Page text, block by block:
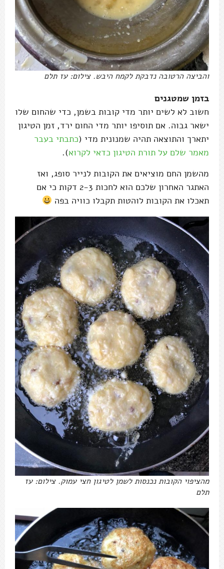
והביצה הרטובה נדבקת לקמח היבש. צילום: עז תלם
בזמן שמטגנים
חשוב לא לשים יותר מדי קובות בשמן, כדי שהחום שלו
ישאר גבוה. אם תוסיפו יותר מדי החום ירד, זמן הטיגון
יתארך והתוצאה תהיה שמנונית מדי (כתבתי בעבר
מאמר שלם על תורת הטיגון כדאי לקרוא).
מהשמן החם מוציאים את הקובות לנייר סופג, ואז
האתגר האחרון שלכם הוא לחכות 2-3 דקות כי אם
תאכלו את הקובות לוהטות תקבלו כוויה בפה
מהציפוי הקובות נכנסות לשמן לטיגון חצי עמוק. צילום: עז
תלם